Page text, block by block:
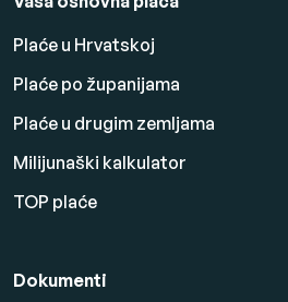
Plaće u Hrvatskoj
Plaće po županijama
Plaće u drugim zemljama
Milijunaški kalkulator
TOP plaće
Dokumenti